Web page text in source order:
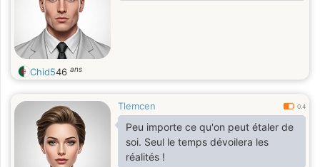
Chid546 ans
Tlemcen 0.4
Peu importe ce qu'on peut étaler de
soi. Seul le temps dévoilera les
réalités !